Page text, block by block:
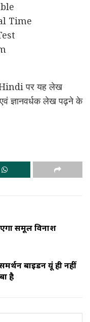
Time
पर यह लेख
ज्ञानवर्धक लेख पढ़ने के
समूल विनाश
बाइडन यूं ही नहीं
है